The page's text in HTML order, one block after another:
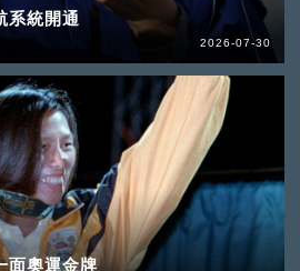
系統開通
2026-07-30
面奧運金牌